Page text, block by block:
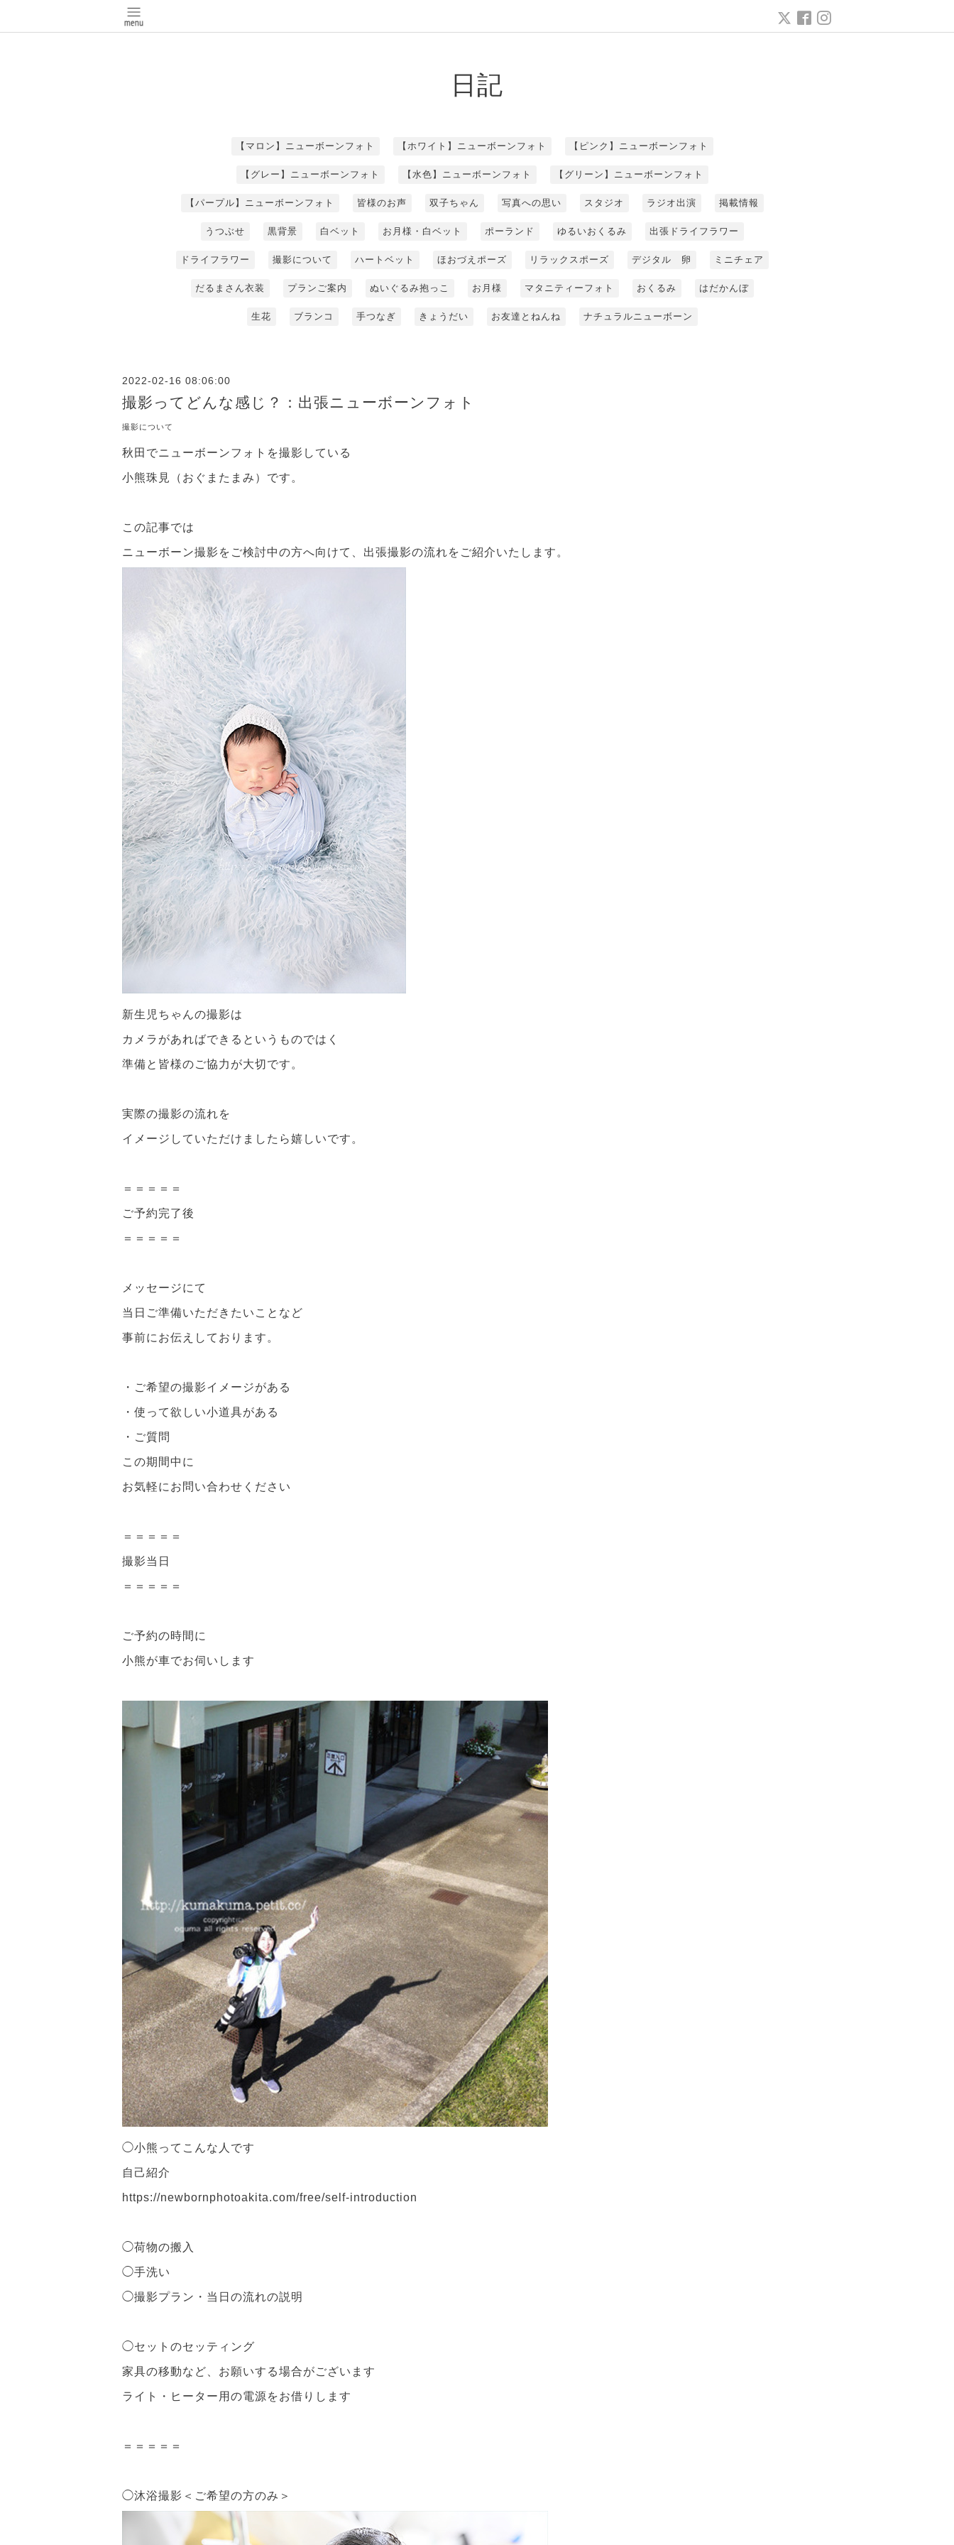
日記
【マロン】ニューボーンフォト 【ホワイト】ニューボーンフォト 【ピンク】ニューボーンフォト
【グレー】ニューボーンフォト 【水色】ニューボーンフォト 【グリーン】ニューボーンフォト
【パープル】ニューボーンフォト 皆様のお声 双子ちゃん 写真への思い スタジオ ラジオ出演 掲載情報
うつぶせ 黒背景 白ベット お月様・白ベット ポーランド ゆるいおくるみ 出張ドライフラワー
ドライフラワー 撮影について ハートベット ほおづえポーズ リラックスポーズ デジタル 卵 ミニチェア
だるまさん衣装 プランご案内 ぬいぐるみ抱っこ お月様 マタニティーフォト おくるみ はだかんぼ
生花 ブランコ 手つなぎ きょうだい お友達とねんね ナチュラルニューボーン
2022-02-16 08:06:00
撮影ってどんな感じ？：出張ニューボーンフォト
撮影について
秋田でニューボーンフォトを撮影している
小熊珠見（おぐまたまみ）です。
この記事では
ニューボーン撮影をご検討中の方へ向けて、出張撮影の流れをご紹介いたします。
新生児ちゃんの撮影は
カメラがあればできるというものではく
準備と皆様のご協力が大切です。
実際の撮影の流れを
イメージしていただけましたら嬉しいです。
＝＝＝＝＝
ご予約完了後
＝＝＝＝＝
メッセージにて
当日ご準備いただきたいことなど
事前にお伝えしております。
・ご希望の撮影イメージがある
・使って欲しい小道具がある
・ご質問
この期間中に
お気軽にお問い合わせください
＝＝＝＝＝
撮影当日
＝＝＝＝＝
ご予約の時間に
小熊が車でお伺いします
◯小熊ってこんな人です
自己紹介
https://newbornphotoakita.com/free/self-introduction
◯荷物の搬入
◯手洗い
◯撮影プラン・当日の流れの説明
◯セットのセッティング
家具の移動など、お願いする場合がございます
ライト・ヒーター用の電源をお借りします
＝＝＝＝＝
◯沐浴撮影＜ご希望の方のみ＞